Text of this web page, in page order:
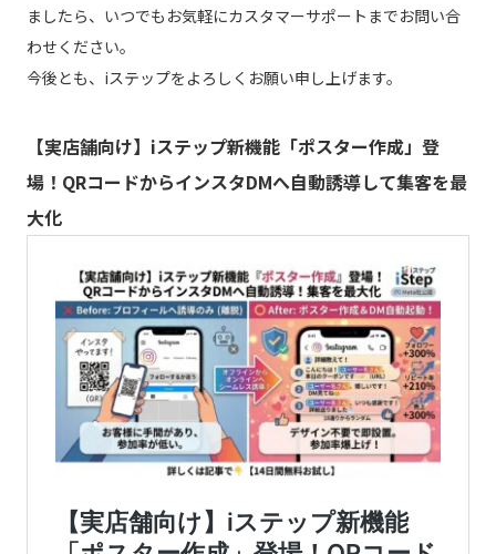
ましたら、いつでもお気軽にカスタマーサポートまでお問い合
わせください。
今後とも、iステップをよろしくお願い申し上げます。
【実店舗向け】iステップ新機能「ポスター作成」登
場！QRコードからインスタDMへ自動誘導して集客を最
大化